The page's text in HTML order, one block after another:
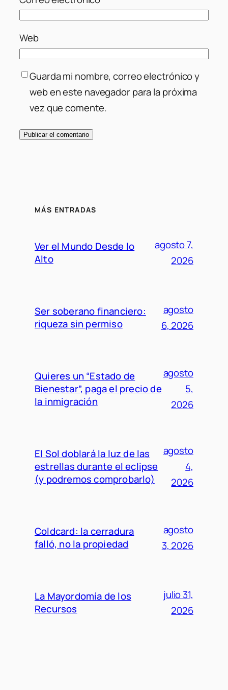
Web
Guarda mi nombre, correo electrónico y
web en este navegador para la próxima
vez que comente.
MÁS ENTRADAS
Ver el Mundo Desde lo
Alto
agosto 7,
2026
Ser soberano financiero:
riqueza sin permiso
agosto
6, 2026
Quieres un “Estado de
Bienestar”, paga el precio de
la inmigración
agosto
5,
2026
El Sol doblará la luz de las
estrellas durante el eclipse
(y podremos comprobarlo)
agosto
4,
2026
Coldcard: la cerradura
falló, no la propiedad
agosto
3, 2026
La Mayordomía de los
Recursos
julio 31,
2026